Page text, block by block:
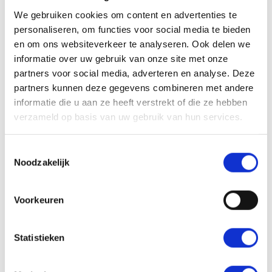
We gebruiken cookies om content en advertenties te
personaliseren, om functies voor social media te bieden
en om ons websiteverkeer te analyseren. Ook delen we
informatie over uw gebruik van onze site met onze
partners voor social media, adverteren en analyse. Deze
partners kunnen deze gegevens combineren met andere
informatie die u aan ze heeft verstrekt of die ze hebben
verzameld op basis van uw gebruik van hun services.
Noodzakelijk
Voorkeuren
Statistieken
andere informatie over jouw content en de
laadsnelheid van jouw website. Is je
website snel en wordt de content op een
goede manier weergegeven, dan zal je
hoger in de ranking komen te staan.
Jouw website wordt klantvriendelijker
Een goede User Experience zorgt ervoor
dat jouw website klantvriendelijker is.
Verbeter je de gebruiksvriendelijkheid, dan
verbeter je immers ook de
bestaande bezoekers van jouw website
positieve ervaringen op je website zorgen